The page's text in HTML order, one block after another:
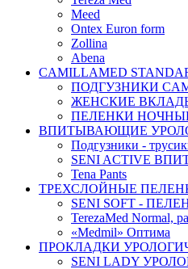
Meed
Ontex Euron form
Zollina
Abena
CAMILLAMED
ПОДГУЗНИКИ
ЖЕНСКИЕ
ПЕЛЕНКИ НОЧНЫЕ
ВПИТЫВАЮЩИЕ
Подгузники -
SENI ACTIVE
Tena Pants
ТРЕХСЛОЙНЫЕ
SENI SOFT -
TerezaMed Normal,
«Medmil» Оптима
ПРОКЛАДКИ
SENI LADY